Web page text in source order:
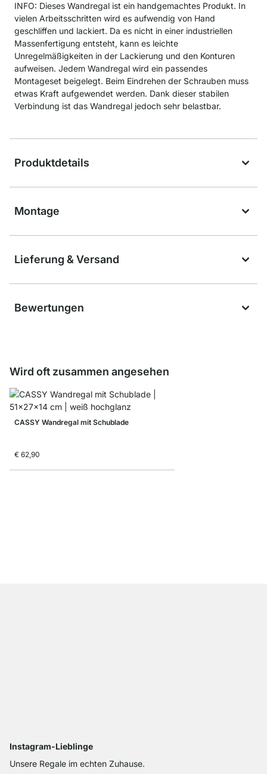
INFO: Dieses Wandregal ist ein handgemachtes Produkt. In
vielen Arbeitsschritten wird es aufwendig von Hand
geschliffen und lackiert. Da es nicht in einer industriellen
Massenfertigung entsteht, kann es leichte
Unregelmäßigkeiten in der Lackierung und den Konturen
aufweisen. Jedem Wandregal wird ein passendes
Montageset beigelegt. Beim Eindrehen der Schrauben muss
etwas Kraft aufgewendet werden. Dank dieser stabilen
Verbindung ist das Wandregal jedoch sehr belastbar.
Produktdetails
Montage
Lieferung & Versand
Bewertungen
Wird oft zusammen angesehen
CASSY Wandregal mit Schublade
€ 62,90
Instagram-Lieblinge
Unsere Regale im echten Zuhause.